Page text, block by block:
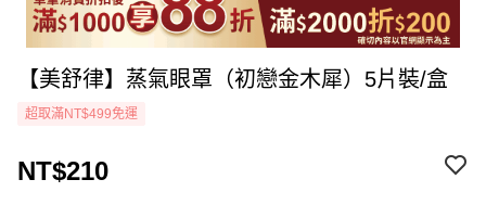
【美舒律】蒸氣眼罩（初戀金木犀）5片裝/盒
超取滿NT$499免運
NT$210